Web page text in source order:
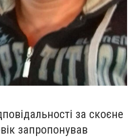
за скоєне
запропонував